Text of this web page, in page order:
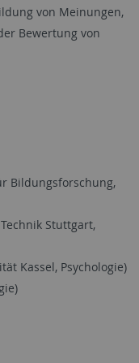
von Meinungen,
Bewertung von
Bildungsforschung,
Stuttgart,
Kassel, Psychologie)